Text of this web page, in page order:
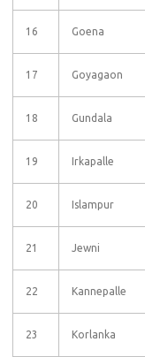
16 Goena
17 Goyagaon
18 Gundala
19 Irkapalle
20 Islampur
21 Jewni
22 Kannepalle
23 Korlanka